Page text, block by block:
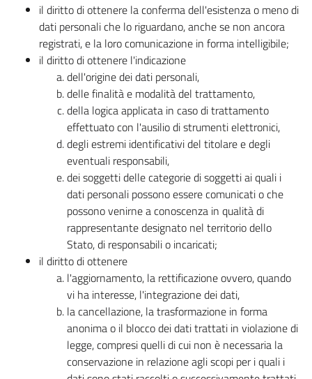
il diritto di ottenere la conferma dell'esistenza o meno di
dati personali che lo riguardano, anche se non ancora
registrati, e la loro comunicazione in forma intelligibile;
il diritto di ottenere l'indicazione
dell'origine dei dati personali,
delle finalità e modalità del trattamento,
della logica applicata in caso di trattamento
effettuato con l'ausilio di strumenti elettronici,
degli estremi identificativi del titolare e degli
eventuali responsabili,
dei soggetti delle categorie di soggetti ai quali i
dati personali possono essere comunicati o che
possono venirne a conoscenza in qualità di
rappresentante designato nel territorio dello
Stato, di responsabili o incaricati;
il diritto di ottenere
l'aggiornamento, la rettificazione ovvero, quando
vi ha interesse, l'integrazione dei dati,
la cancellazione, la trasformazione in forma
anonima o il blocco dei dati trattati in violazione di
legge, compresi quelli di cui non è necessaria la
conservazione in relazione agli scopi per i quali i